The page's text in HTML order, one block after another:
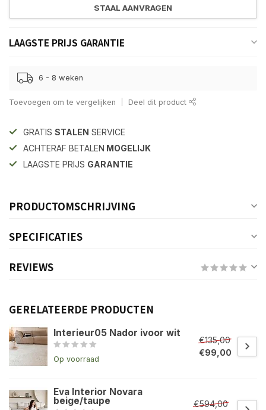
STAAL AANVRAGEN
LAAGSTE PRIJS GARANTIE
6 - 8 weken
Toevoegen om te vergelijken Deel dit product
GRATIS STALEN SERVICE
ACHTERAF BETALEN MOGELIJK
LAAGSTE PRIJS GARANTIE
PRODUCTOMSCHRIJVING
SPECIFICATIES
REVIEWS
GERELATEERDE PRODUCTEN
Interieur05 Nador ivoor wit
Op voorraad
€135,00
€99,00
Eva Interior Novara
beige/taupe
€594,00